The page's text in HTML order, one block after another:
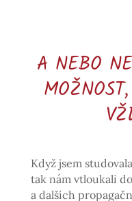
A NEBO
Když jsem
tak nám vtloukali
a dalších